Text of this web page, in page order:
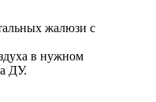
жалюзи с
в нужном
ДУ.